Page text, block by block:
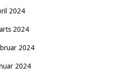
2024
2024
2024
2024